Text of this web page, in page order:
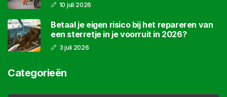
10 juli 2026
Betaal je eigen risico bij het repareren van
een sterretje in je voorruit in 2026?
3 juli 2026
Categorieën